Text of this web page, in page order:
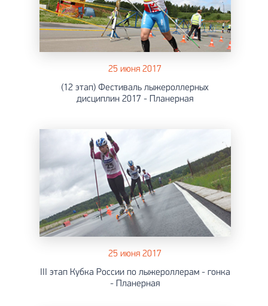
25 июня 2017
(12 этап) Фестиваль лыжероллерных
дисциплин 2017 - Планерная
25 июня 2017
III этап Кубка России по лыжероллерам - гонка
- Планерная